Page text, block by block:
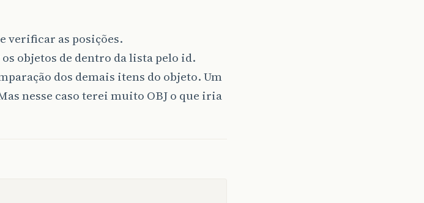
verificar as posições.
objetos de dentro da lista pelo id.
dos demais itens do objeto. Um
nesse caso terei muito OBJ o que iria